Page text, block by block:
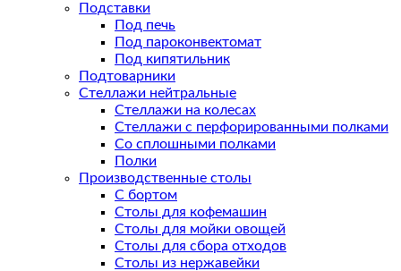
Подставки
Под печь
Под пароконвектомат
Под кипятильник
Подтоварники
Стеллажи нейтральные
Стеллажи на колесах
Стеллажи с перфорированными полками
Со сплошными полками
Полки
Производственные столы
С бортом
Столы для кофемашин
Столы для мойки овощей
Столы для сбора отходов
Столы из нержавейки